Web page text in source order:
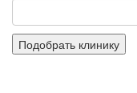
Подобрать клинику